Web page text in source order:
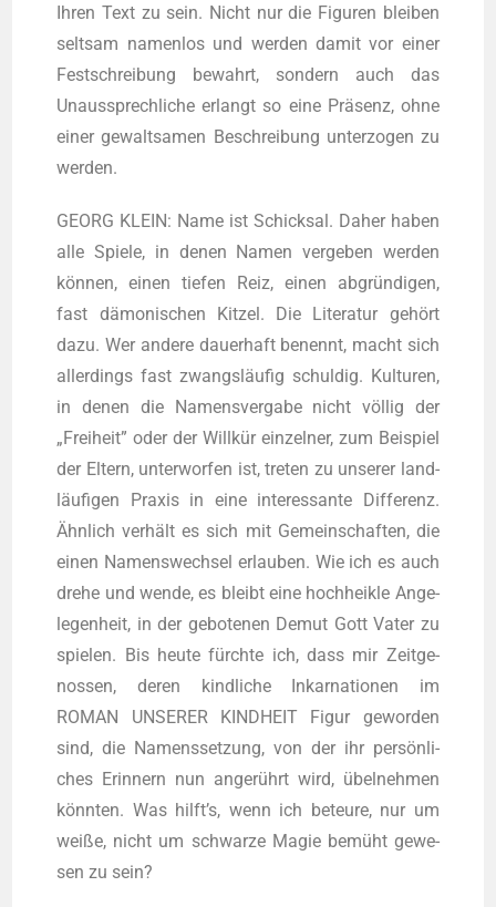
Ihren Text zu sein. Nicht nur die Figu­ren blei­ben
selt­sam namen­los und wer­den damit vor einer
Fest­schrei­bung bewahrt, son­dern auch das
Unaus­sprech­li­che erlangt so eine Prä­senz, ohne
einer gewalt­sa­men Beschrei­bung unter­zo­gen zu
werden.
GEORG KLEIN: Name ist Schick­sal. Daher haben
alle Spie­le, in denen Namen ver­ge­ben wer­den
kön­nen, einen tie­fen Reiz, einen abgrün­di­gen,
fast dämo­ni­schen Kit­zel. Die Lite­ra­tur gehört
dazu. Wer ande­re dau­er­haft benennt, macht sich
aller­dings fast zwangs­läu­fig schul­dig. Kul­tu­ren,
in denen die Namens­ver­ga­be nicht völ­lig der
„Frei­heit” oder der Will­kür ein­zel­ner, zum Bei­spiel
der Eltern, unter­wor­fen ist, tre­ten zu unse­rer land­
läu­fi­gen Pra­xis in eine inter­es­san­te Dif­fe­renz.
Ähn­lich ver­hält es sich mit Gemein­schaf­ten, die
einen Namens­wech­sel erlau­ben. Wie ich es auch
dre­he und wen­de, es bleibt eine hoch­heik­le Ange­
le­gen­heit, in der gebo­te­nen Demut Gott Vater zu
spie­len. Bis heu­te fürch­te ich, dass mir Zeit­ge­
nos­sen, deren kind­li­che Inkar­na­tio­nen im
ROMAN UNSERER KINDHEIT Figur gewor­den
sind, die Namens­set­zung, von der ihr per­sön­li­
ches Erin­nern nun ange­rührt wird, übel­neh­men
könn­ten. Was hilft’s, wenn ich beteu­re, nur um
wei­ße, nicht um schwar­ze Magie bemüht gewe­
sen zu sein?